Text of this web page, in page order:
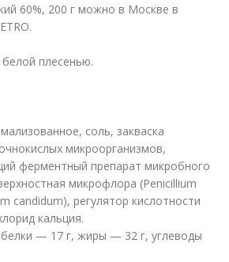
60%, 200 г можно в Москве в
плесенью.
соль, закваска
микроорганизмов,
ферментный препарат микробного
микрофлора (Penicillium
candidum), регулятор кислотности
кальция.
— 17 г, жиры — 32 г, углеводы